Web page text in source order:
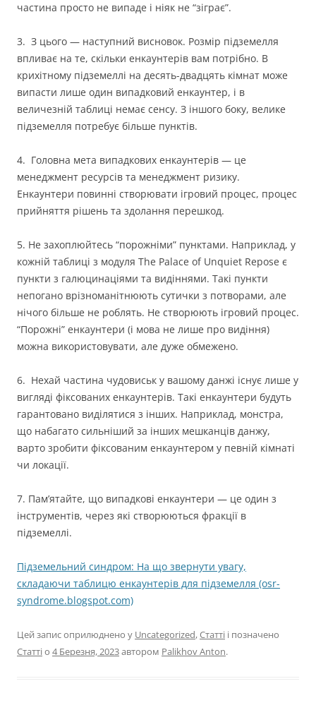
частина просто не випаде і ніяк не “зіграє”.
3. З цього — наступний висновок. Розмір підземелля
впливає на те, скільки енкаунтерів вам потрібно. В
крихітному підземеллі на десять-двадцять кімнат може
випасти лише один випадковий енкаунтер, і в
величезній таблиці немає сенсу. З іншого боку, велике
підземелля потребує більше пунктів.
4. Головна мета випадкових енкаунтерів — це
менеджмент ресурсів та менеджмент ризику.
Енкаунтери повинні створювати ігровий процес, процес
прийняття рішень та здолання перешкод.
5. Не захоплюйтесь “порожніми” пунктами. Наприклад, у
кожній таблиці з модуля The Palace of Unquiet Repose є
пункти з галюцинаціями та видіннями. Такі пункти
непогано врізноманітнюють сутички з потворами, але
нічого більше не роблять. Не створюють ігровий процес.
“Порожні” енкаунтери (і мова не лише про видіння)
можна використовувати, але дуже обмежено.
6. Нехай частина чудовиськ у вашому данжі існує лише у
вигляді фіксованих енкаунтерів. Такі енкаунтери будуть
гарантовано виділятися з інших. Наприклад, монстра,
що набагато сильніший за інших мешканців данжу,
варто зробити фіксованим енкаунтером у певній кімнаті
чи локації.
7. Пам’ятайте, що випадкові енкаунтери — це один з
інструментів, через які створюються фракції в
підземеллі.
Підземельний синдром: На що звернути увагу,
складаючи таблицю енкаунтерів для підземелля (osr-
syndrome.blogspot.com)
Цей запис оприлюднено у Uncategorized,Статті і позначено
Статтіо 4 Березня, 2023автором Palikhov Anton.